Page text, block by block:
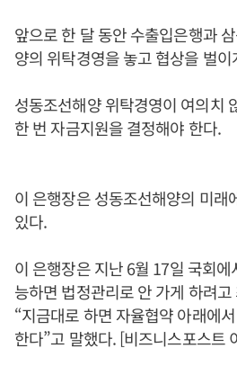
앞으로 한 달 동안 수출입은행과
양의 위탁경영을 놓고 협상을 벌이
성동조선해양 위탁경영이 여의치
한 번 자금지원을 결정해야 한다.
이 은행장은 성동조선해양의 미래
있다.
이 은행장은 지난 6월 17일 국회
능하면 법정관리로 안 가게 하려
“지금대로 하면 자율협약 아래에
한다”고 말했다. [비즈니스포스트